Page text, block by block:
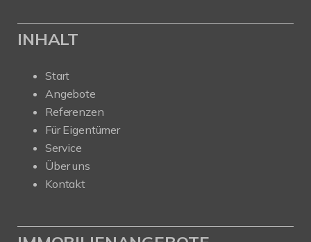
INHALT
Start
Angebote
Referenzen
Für Eigentümer
Service
Über uns
Kontakt